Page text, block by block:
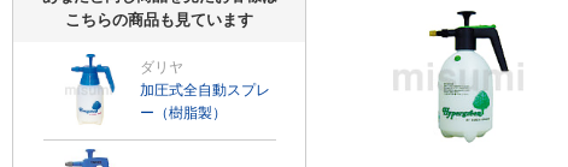
こちらの商品も見ています
ダリヤ
加圧式全自動スプレ
ー（樹脂製）